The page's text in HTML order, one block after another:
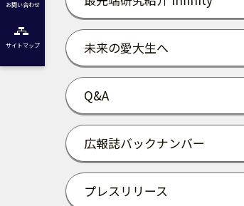
お問い合わせ
サイトマップ 未来の愛大生へ
Q&A
広報誌バックナンバー
プレスリリース